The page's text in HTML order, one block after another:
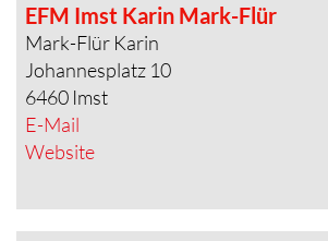
EFM Imst Karin Mark-Flür
Mark-Flür Karin
Johannesplatz 10
6460 Imst
E-Mail
Website